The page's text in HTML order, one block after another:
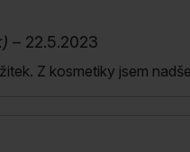
– 22.5.2023
Z kosmetiky jsem